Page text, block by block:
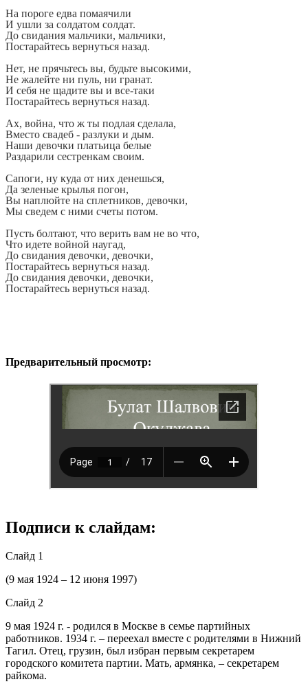
На пороге едва помаячили
И ушли за солдатом солдат.
До свидания мальчики, мальчики,
Постарайтесь вернуться назад.
Нет, не прячьтесь вы, будьте высокими,
Не жалейте ни пуль, ни гранат.
И себя не щадите вы и все-таки
Постарайтесь вернуться назад.
Ах, война, что ж ты подлая сделала,
Вместо свадеб - разлуки и дым.
Наши девочки платьица белые
Раздарили сестренкам своим.
Сапоги, ну куда от них денешься,
Да зеленые крылья погон,
Вы наплюйте на сплетников, девочки,
Мы сведем с ними счеты потом.
Пусть болтают, что верить вам не во что,
Что идете войной наугад,
До свидания девочки, девочки,
Постарайтесь вернуться назад.
До свидания девочки, девочки,
Постарайтесь вернуться назад.
Предварительный просмотр:
Подписи к слайдам:
Слайд 1
(9 мая 1924 – 12 июня 1997)
Слайд 2
9 мая 1924 г. - родился в Москве в семье партийных
работников. 1934 г. – переехал вместе с родителями в Нижний
Тагил. Отец, грузин, был избран первым секретарем
городского комитета партии. Мать, армянка, – секретарем
райкома.